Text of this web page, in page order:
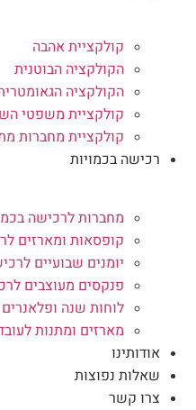
קולקציית אהבה
הקולקציה הבוטנית
הקולקציה
קולקציית משפטי
קולקציית מחברות
רכישה בכמויות
מחברות לרכישה
קופסאות ומארזים
יומנים שבועיים
פנקסים מעוצבים
לוחות שנה
מארזים ומתנות
אודותינו
שאלות נפוצות
צרו קשר